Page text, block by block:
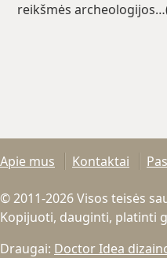
reikšmės
Apie mus Kontaktai
© 2011-2026 Visos teisės
Kopijuoti, dauginti, platinti
Draugai: Doctor Idea